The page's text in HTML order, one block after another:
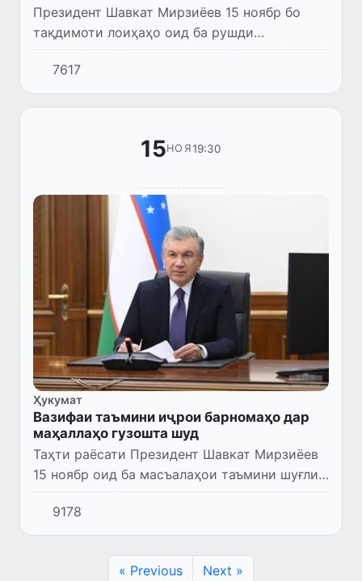
Президент Шавкат Мирзиёев 15 ноябр бо
тақдимоти лоиҳаҳо оид ба рушди
инфрасохтори нақлиёти шаҳри Тошканд
шинос шуд.
7617
15НОЯ19:30
Ҳукумат
Вазифаи таъмини иҷрои барномаҳо дар
маҳаллаҳо гузошта шуд
Таҳти раёсати Президент Шавкат Мирзиёев
15 ноябр оид ба масъалаҳои таъмини шуғли
аҳолӣ ва коҳиш додани камбизоатӣ
ҷамъомади видеоселекторӣ баргузор
гардид.
9178
« Previous Next »